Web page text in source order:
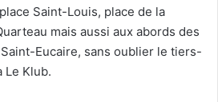
Saint-Louis, place de la
mais aussi aux abords des
Eucaire, sans oublier le tiers-
Le Klub.